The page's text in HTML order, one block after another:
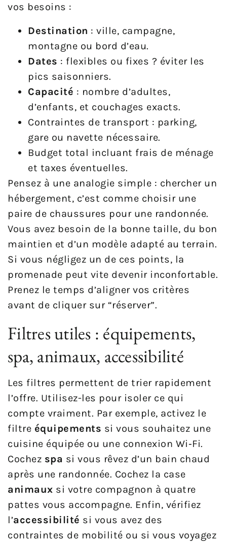
vos besoins :
Destination : ville, campagne,
montagne ou bord d’eau.
Dates : flexibles ou fixes ? éviter les
pics saisonniers.
Capacité : nombre d’adultes,
d’enfants, et couchages exacts.
Contraintes de transport : parking,
gare ou navette nécessaire.
Budget total incluant frais de ménage
et taxes éventuelles.
Pensez à une analogie simple : chercher un
hébergement, c’est comme choisir une
paire de chaussures pour une randonnée.
Vous avez besoin de la bonne taille, du bon
maintien et d’un modèle adapté au terrain.
Si vous négligez un de ces points, la
promenade peut vite devenir inconfortable.
Prenez le temps d’aligner vos critères
avant de cliquer sur “réserver”.
Filtres utiles : équipements,
spa, animaux, accessibilité
Les filtres permettent de trier rapidement
l’offre. Utilisez-les pour isoler ce qui
compte vraiment. Par exemple, activez le
filtre équipements si vous souhaitez une
cuisine équipée ou une connexion Wi‑Fi.
Cochez spa si vous rêvez d’un bain chaud
après une randonnée. Cochez la case
animaux si votre compagnon à quatre
pattes vous accompagne. Enfin, vérifiez
l’accessibilité si vous avez des
contraintes de mobilité ou si vous voyagez